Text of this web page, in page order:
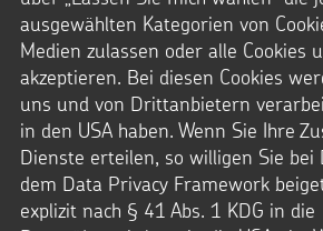
ausgewählten Kategorien von
Medien zulassen oder alle Cookies
akzeptieren. Bei diesen Cookies
uns und von Drittanbietern
in den USA haben. Wenn Sie Ihre
Dienste erteilen, so willigen Sie bei
dem Data Privacy Framework
explizit nach § 41 Abs. 1 KDG in die